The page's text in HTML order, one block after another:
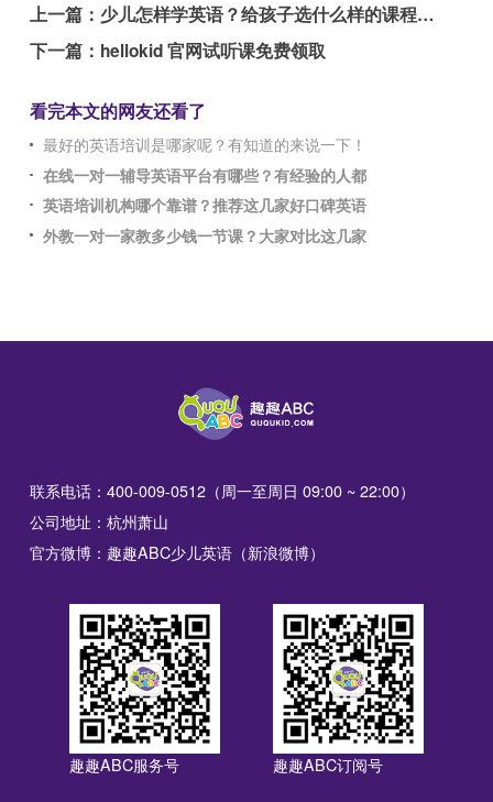
上一篇：
少儿怎样学英语？给孩子选什么样的课程靠谱？
下一篇： hellokid 官网试听课免费领取
看完本文的网友还看了
最好的英语培训是哪家呢？有知道的来说一下！
在线一对一辅导英语平台有哪些？有经验的人都
英语培训机构哪个靠谱？推荐这几家好口碑英语
外教一对一家教多少钱一节课？大家对比这几家
联系电话：400-009-0512（周一至周日 09:00 ~ 22:00）
公司地址：杭州萧山
官方微博：趣趣ABC少儿英语（新浪微博）
趣趣ABC服务号 趣趣ABC订阅号